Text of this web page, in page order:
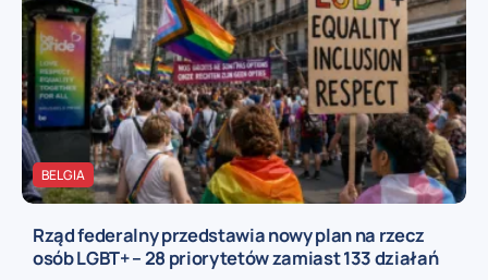
BELGIA
Rząd federalny przedstawia nowy plan na rzecz
osób LGBT+ – 28 priorytetów zamiast 133 działań